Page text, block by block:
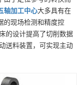
轴加工中心大多具有在
的现场检测和精度控
的设计提高了切削数据
送料装置，可实现主动